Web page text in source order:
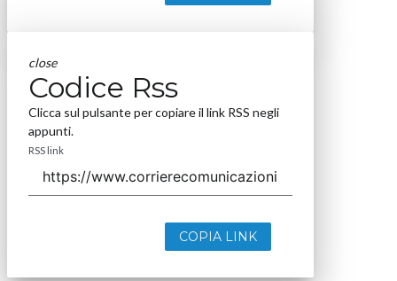
close
Codice Rss
Clicca sul pulsante per copiare il link RSS negli
appunti.
RSS link
COPIA LINK